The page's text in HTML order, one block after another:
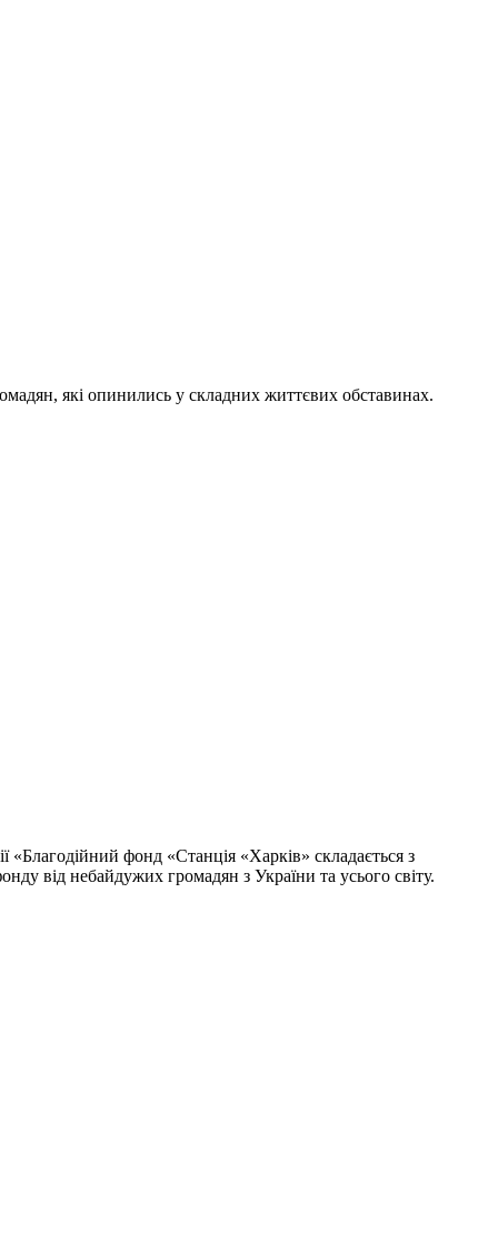
які опинились у складних життєвих обставинах.
«Благодійний фонд «Станція «Харків» складається з
від небайдужих громадян з України та усього світу.